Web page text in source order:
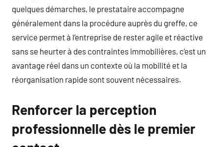
quelques démarches, le prestataire accompagne
généralement dans la procédure auprès du greffe, ce
service permet à l’entreprise de rester agile et réactive
sans se heurter à des contraintes immobilières, c’est un
avantage réel dans un contexte où la mobilité et la
réorganisation rapide sont souvent nécessaires.
Renforcer la perception
professionnelle dès le premier